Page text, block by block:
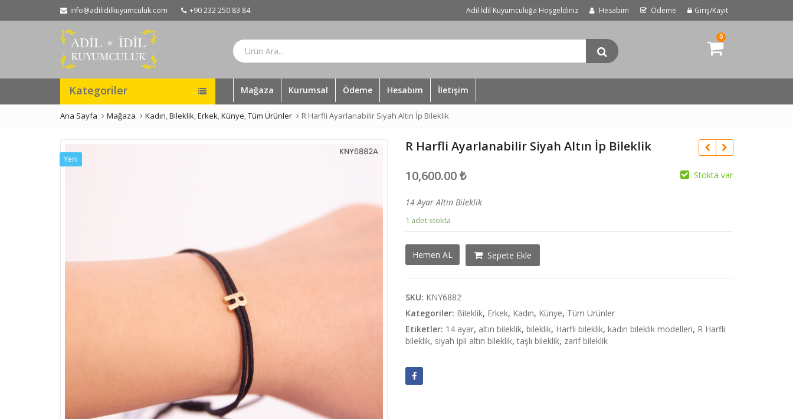
info@adilidilkuyumculuk.com +90 232 250 83 84 Adil İdil Kuyumculuğa Hoşgeldiniz Hesabım Ödeme Giriş/Kayıt
0
Kategoriler Mağaza Kurumsal Ödeme Hesabım İletişim
Ana Sayfa Mağaza Kadın,Bileklik,Erkek,Künye,Tüm Ürünler R Harfli Ayarlanabilir Siyah Altın İp Bileklik
Yeni
R Harfli Ayarlanabilir Siyah Altın İp Bileklik
10,600.00₺ Stokta var
14 Ayar Altın Bileklik
1 adet stokta
Hemen AL
Harfli
İp
Bileklik
adet
Sepete Ekle
SKU: KNY6882
Kategoriler: Bileklik, Erkek, Kadın, Künye, Tüm Ürünler
Etiketler: 14 ayar, altın bileklik, bileklik, Harfli bileklik, kadın bileklik modelleri, R Harfli
bileklik, siyah ipli altın bileklik, taşlı bileklik, zarif bileklik